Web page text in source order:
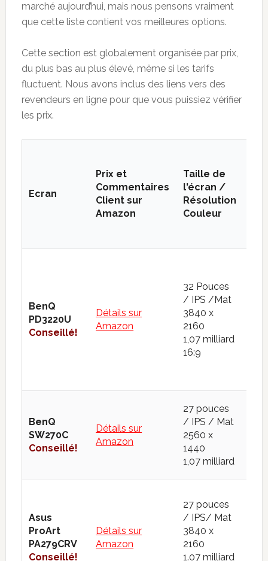
marché aujourd’hui, mais nous pensons vraiment
que cette liste contient vos meilleures options.
Cette section est globalement organisée par prix,
du plus bas au plus élevé, même si les tarifs
fluctuent. Nous avons inclus des liens vers des
revendeurs en ligne pour que vous puissiez vérifier
les prix.
Ecran
Prix ​​et
Commentaires
Client sur
Amazon
Taille de
l'écran /
Résolution
Couleur
BenQ
PD3220U
Conseillé!
Détails sur
Amazon
32 Pouces
/ IPS /Mat
3840 x
2160
1,07 milliard
16:9
BenQ
SW270C
Conseillé!
Détails sur
Amazon
27 pouces
/ IPS / Mat
2560 x
1440
1,07 milliard
Asus
ProArt
PA279CRV
Conseillé!
Détails sur
Amazon
27 pouces
/ IPS/ Mat
3840 x
2160
1.07 milliard